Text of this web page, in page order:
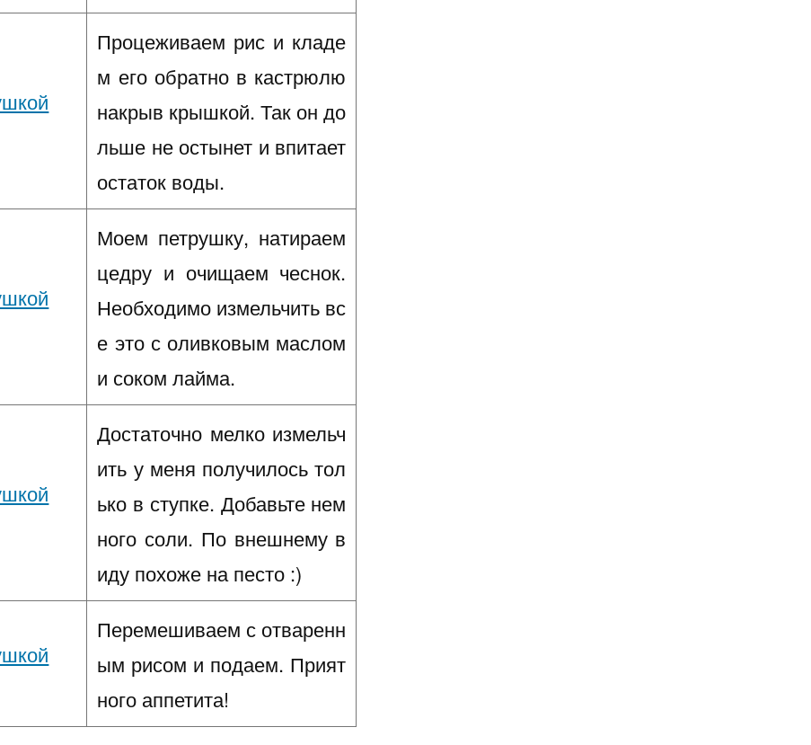
Процеживаем рис и кладе
м его обратно в кастрюлю
накрыв крышкой. Так он до
льше не остынет и впитает
остаток воды.
Моем петрушку, натираем
цедру и очищаем чеснок.
Необходимо измельчить вс
е это с оливковым маслом
и соком лайма.
Достаточно мелко измельч
ить у меня получилось тол
ько в ступке. Добавьте нем
ного соли. По внешнему в
иду похоже на песто :)
Перемешиваем с отваренн
ым рисом и подаем. Прият
ного аппетита!